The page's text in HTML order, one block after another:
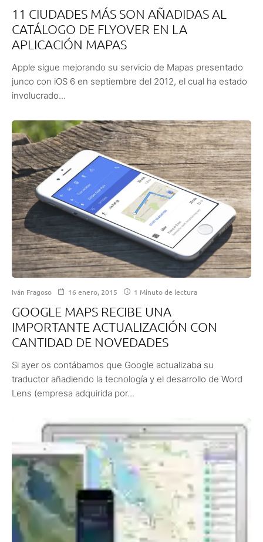
11 CIUDADES MÁS SON AÑADIDAS AL
CATÁLOGO DE FLYOVER EN LA
APLICACIÓN MAPAS
Apple sigue mejorando su servicio de Mapas presentado
junco con iOS 6 en septiembre del 2012, el cual ha estado
involucrado...
Iván Fragoso 16 enero, 2015 1 Minuto de lectura
GOOGLE MAPS RECIBE UNA
IMPORTANTE ACTUALIZACIÓN CON
CANTIDAD DE NOVEDADES
Si ayer os contábamos que Google actualizaba su
traductor añadiendo la tecnología y el desarrollo de Word
Lens (empresa adquirida por...